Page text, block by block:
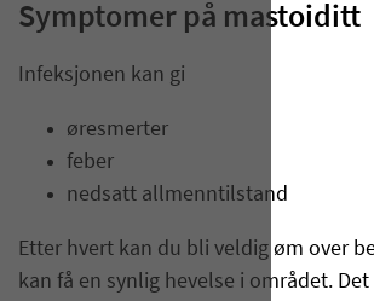
Symptomer på mastoiditt
Infeksjonen kan gi
øresmerter
feber
nedsatt allmenntilstand
Etter hvert kan du bli veldig øm over
kan få en synlig hevelse i området.